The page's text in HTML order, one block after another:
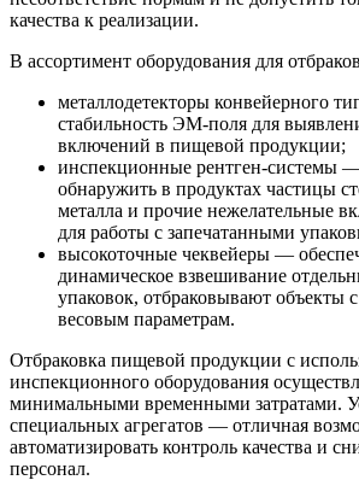
качества к реализации.
В ассортимент оборудования для
металлодетекторы конвейерного
стабильность ЭМ-поля для
включений в пищевой продукции;
инспекционные рентген-системы
обнаружить в продуктах частицы
металла и прочие нежелательные
для работы с запечатанными
высокоточные чеквейеры —
динамическое взвешивание
упаковок, отбраковывают объекты
весовым параметрам.
Отбраковка пищевой продукции с
инспекционного оборудования
минимальными временными затратами.
специальных агрегатов — отличная
автоматизировать контроль качества и
персонал.